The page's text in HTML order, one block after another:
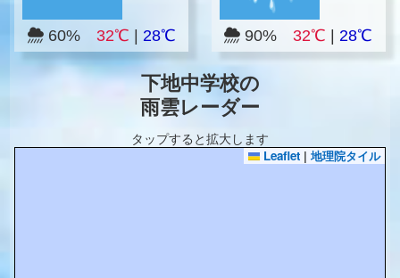
60% 32℃ 28℃ 90% 32℃ |28℃
下地中学校の
雨雲レーダー
タップすると拡大します
Leaflet | 地理院タイル